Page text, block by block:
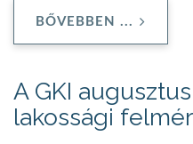
BŐVEBBEN ...
A GKI
lakossági